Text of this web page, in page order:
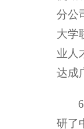
分公
大学
业人
达成
研了